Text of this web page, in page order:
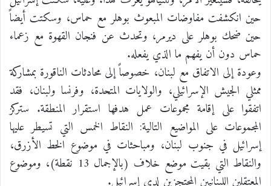
حين انكشفت مفاوضات المبعوث بوهلر مع حماس، وسكتت أيضاً
حين ضحك بوهلر على ديرمر، وتحدث عن فنجان القهوة مع زعماء
حماس دون أن يفهم ما الذي يفعله.
وعودة إلى الاتفاق مع لبنان، خصوصاً إلى محادثات الناقورة بمشاركة
ممثلي الجيش الإسرائيلي، والولايات المتحدة، وفرنسا ولبنان، فقد
اتفقوا على إقامة مجموعات عمل هدفها استقرار المنطقة. ستركز
المجموعات على المواضيع التالية: النقاط الخمس التي تسيطر عليها
إسرائيل في جنوب لبنان، ومباحثات في موضوع الخط الأزرق،
والنقاط التي بقيت موضع خلاف (بالإجمال 13 نقطة)، وموضوع